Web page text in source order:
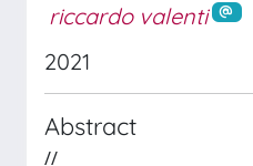
riccardo valenti
2021
Abstract
//